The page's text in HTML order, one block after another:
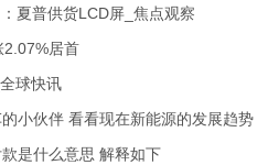
夏普供货LCD屏_焦点观察
2.07%居首
球快讯
小伙伴 看看现在新能源的发展趋势
是什么意思 解释如下